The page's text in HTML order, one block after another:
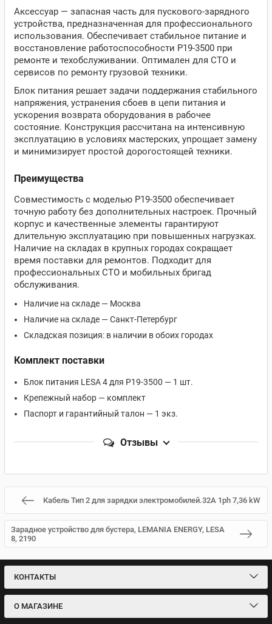
Аксессуар — запасная часть для пускового-зарядного
устройства, предназначенная для профессионального
использования. Обеспечивает стабильное питание и
восстановление работоспособности P19-3500 при
ремонте и техобслуживании. Оптимален для СТО и
сервисов по ремонту грузовой техники.
Блок питания решает задачи поддержания стабильного
напряжения, устранения сбоев в цепи питания и
ускорения возврата оборудования в рабочее
состояние. Конструкция рассчитана на интенсивную
эксплуатацию в условиях мастерских, упрощает замену
и минимизирует простой дорогостоящей техники.
Преимущества
Совместимость с моделью P19-3500 обеспечивает
точную работу без дополнительных настроек. Прочный
корпус и качественные элементы гарантируют
длительную эксплуатацию при повышенных нагрузках.
Наличие на складах в крупных городах сокращает
время поставки для ремонтов. Подходит для
профессиональных СТО и мобильных бригад
обслуживания.
Наличие на складе — Москва
Наличие на складе — Санкт-Петербург
Складская позиция: в наличии в обоих городах
Комплект поставки
Блок питания LESA 4 для P19-3500 — 1 шт.
Крепежный набор — комплект
Паспорт и гарантийный талон — 1 экз.
Отзывы
Кабель Тип 2 для зарядки электромобилей.32А 1ph 7,36 kW
Зарадное устройство для бустера, LEMANIA ENERGY, LESA
8, 2190
КОНТАКТЫ
О МАГАЗИНЕ